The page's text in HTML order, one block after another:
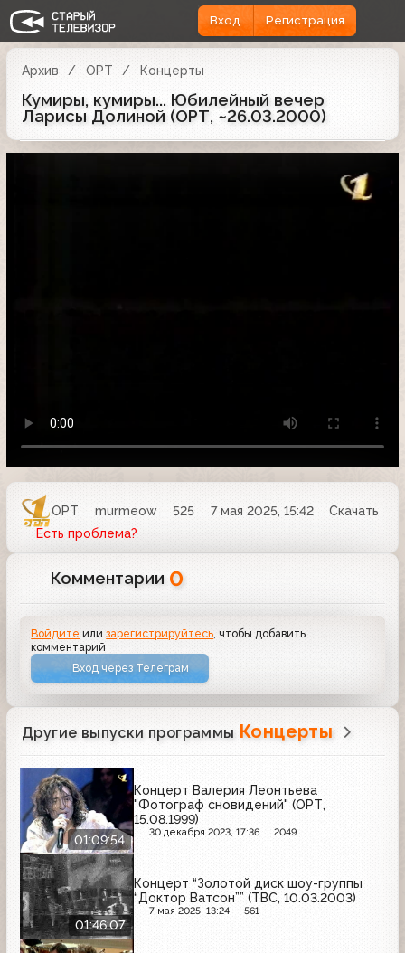
Вход Регистрация
Архив ОРТ Концерты
Кумиры, кумиры... Юбилейный вечер
Ларисы Долиной (ОРТ, ~26.03.2000)
ОРТ murmeow 525 7 мая 2025, 15:42
Скачать
Есть проблема?
Комментарии 0
Войдите илизарегистрируйтесь , чтобы добавить
комментарий
Вход через Телеграм
Другие выпуски программы Концерты
01:09:54
Концерт Валерия Леонтьева
"Фотограф сновидений" (ОРТ,
15.08.1999)
30 декабря 2023, 17:36 2049
01:46:07
Концерт “Золотой диск шоу-группы
“Доктор Ватсон”” (ТВС, 10.03.2003)
7 мая 2025, 13:24 561